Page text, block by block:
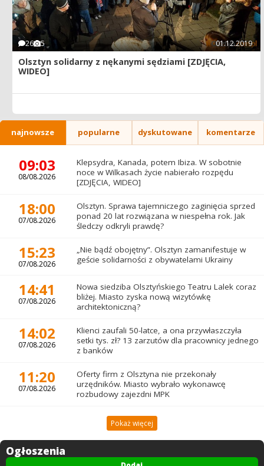
26 5 01.12.2019
Olsztyn solidarny z nękanymi sędziami [ZDJĘCIA,
WIDEO]
najnowsze popularne dyskutowane komentarze
09:03
08/08.2026
Klepsydra, Kanada, potem Ibiza. W sobotnie
noce w Wilkasach życie nabierało rozpędu
[ZDJĘCIA, WIDEO]
18:00
07/08.2026
Olsztyn. Sprawa tajemniczego zaginięcia sprzed
ponad 20 lat rozwiązana w niespełna rok. Jak
śledczy odkryli prawdę?
15:23
07/08.2026
„Nie bądź obojętny”. Olsztyn zamanifestuje w
geście solidarności z obywatelami Ukrainy
14:41
07/08.2026
Nowa siedziba Olsztyńskiego Teatru Lalek coraz
bliżej. Miasto zyska nową wizytówkę
architektoniczną?
14:02
07/08.2026
Klienci zaufali 50-latce, a ona przywłaszczyła
setki tys. zł? 13 zarzutów dla pracownicy jednego
z banków
11:20
07/08.2026
Oferty firm z Olsztyna nie przekonały
urzędników. Miasto wybrało wykonawcę
rozbudowy zajezdni MPK
Pokaż więcej
Ogłoszenia